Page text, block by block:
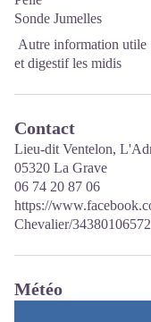
Sonde Jumelles
Autre information utile
et digestif les midis
Contact
Lieu-dit Ventelon,
05320 La Grave
06 74 20 87 06
https://
Chevalier/
Météo